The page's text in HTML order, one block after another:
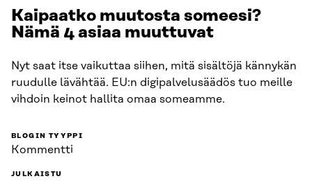
Kaipaatko muutosta someesi?
Nämä 4 asiaa muuttuvat
Nyt saat itse vaikuttaa siihen, mitä sisältöjä kännykän
ruudulle lävähtää. EU:n digipalvelusäädös tuo meille
vihdoin keinot hallita omaa someamme.
BLOGIN TYYPPI
Kommentti
JULKAISTU